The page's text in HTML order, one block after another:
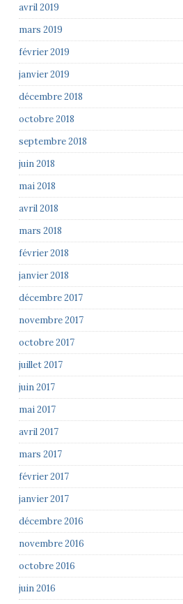
avril 2019
mars 2019
février 2019
janvier 2019
décembre 2018
octobre 2018
septembre 2018
juin 2018
mai 2018
avril 2018
mars 2018
février 2018
janvier 2018
décembre 2017
novembre 2017
octobre 2017
juillet 2017
juin 2017
mai 2017
avril 2017
mars 2017
février 2017
janvier 2017
décembre 2016
novembre 2016
octobre 2016
juin 2016